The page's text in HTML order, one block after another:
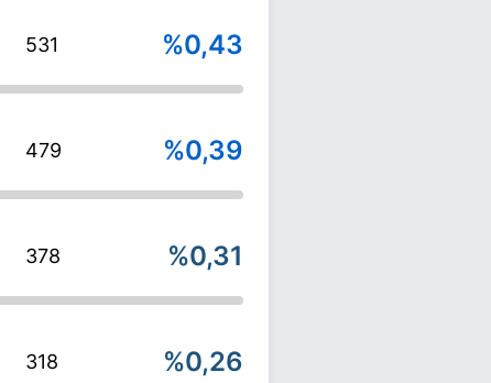
531 %0,43
479 %0,39
378 %0,31
318 %0,26